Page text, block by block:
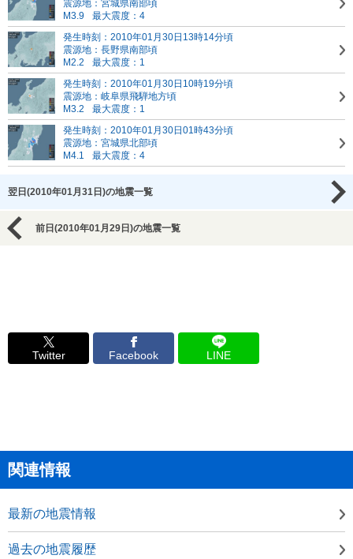
震源地：宮城県南部頃
M3.9
最大震度：4
発生時刻：2010年01月30日13時14分頃
震源地：長野県南部頃
M2.2
最大震度：1
発生時刻：2010年01月30日10時19分頃
震源地：岐阜県飛騨地方頃
M3.2
最大震度：1
発生時刻：2010年01月30日01時43分頃
震源地：宮城県北部頃
M4.1
最大震度：4
翌日(2010年01月31日)の地震一覧
前日(2010年01月29日)の地震一覧
Twitter Facebook LINE
関連情報
最新の地震情報
過去の地震履歴